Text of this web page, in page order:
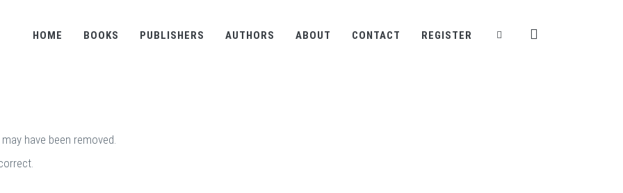
HOME BOOKS PUBLISHERS AUTHORS ABOUT CONTACT REGISTER
have been removed.